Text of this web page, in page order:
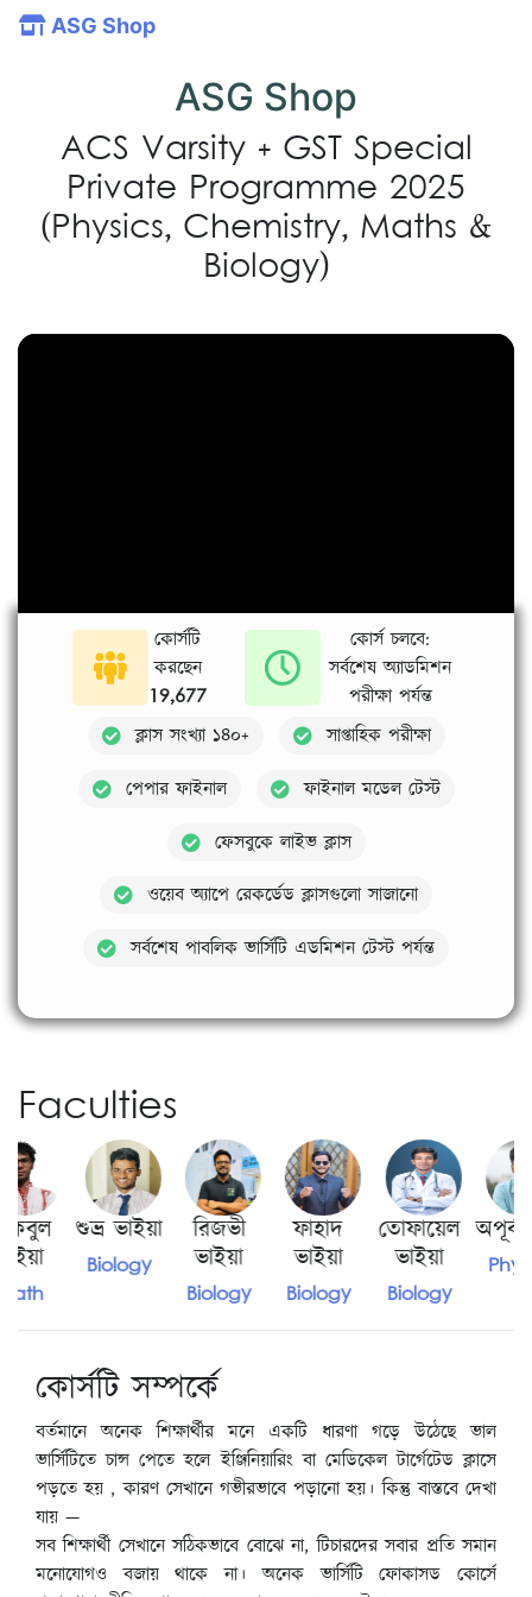
ASG Shop
ASG Shop
ACS Varsity + GST Special
Private Programme 2025
(Physics, Chemistry, Maths &
Biology)
Faculties
শুভ্র ভাইয়া
Biology
রিজভী
ভাইয়া
Biology
ফাহাদ
ভাইয়া
Biology
তোফায়েল
ভাইয়া
Biology
অপূর্ব দাদা
Physics
কোর্সটি সম্পর্কে
বর্তমানে অনেক শিক্ষার্থীর মনে একটি ধারণা গড়ে উঠেছে ভাল
ভার্সিটিতে চান্স পেতে হলে ইঞ্জিনিয়ারিং বা মেডিকেল টার্গেটেড ক্লাসে
পড়তে হয় , কারণ সেখানে গভীরভাবে পড়ানো হয়। কিন্তু বাস্তবে দেখা
যায় —
সব শিক্ষার্থী সেখানে সঠিকভাবে বোঝে না, টিচারদের সবার প্রতি সমান
মনোযোগও বজায় থাকে না। অনেক ভার্সিটি ফোকাসড কোর্সে
কোর্সটি
করছেন
19,677
কোর্স চলবে:
সর্বশেষ অ্যাডমিশন
পরীক্ষা পর্যন্ত
ক্লাস সংখ্যা ১৪০+
সাপ্তাহিক পরীক্ষা
পেপার ফাইনাল ফাইনাল মডেল টেস্ট
ফেসবুকে লাইভ ক্লাস
ওয়েব অ্যাপে রেকর্ডেড ক্লাসগুলো সাজানো
সর্বশেষ পাবলিক ভার্সিটি এডমিশন টেস্ট পর্যন্ত